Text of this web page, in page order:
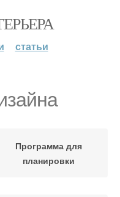
статьи
Программа для
планировки